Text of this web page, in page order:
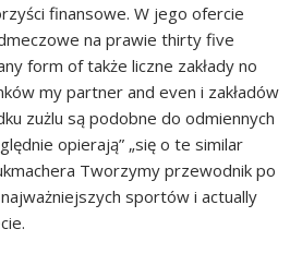
finansowe. W jego ofercie
na prawie thirty five
form of także liczne zakłady no
my partner and even i zakładów
zużlu są podobne do odmiennych
opierają” „się o te similar
Tworzymy przewodnik po
sportów i actually